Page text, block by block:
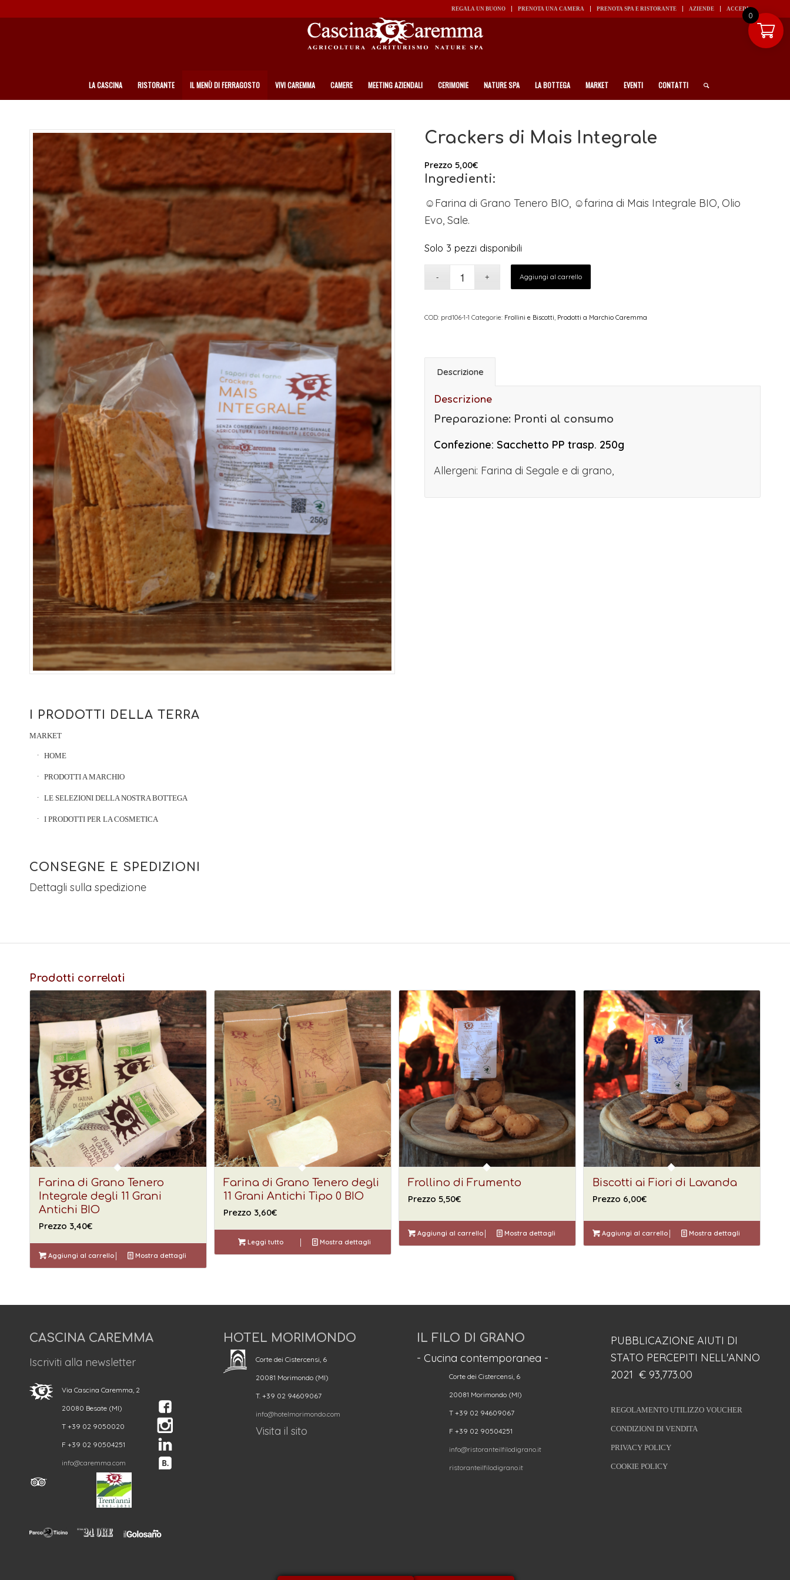
0
REGALA UN BUONO PRENOTA UNA CAMERA PRENOTA SPA E RISTORANTE AZIENDE ACCEDI
LA CASCINA RISTORANTE IL MENÙ DI FERRAGOSTO VIVI CAREMMA CAMERE MEETING AZIENDALI CERIMONIE NATURE SPA LA BOTTEGA MARKET EVENTI CONTATTI
I PRODOTTI DELLA TERRA
MARKET
HOME
PRODOTTI A MARCHIO
LE SELEZIONI DELLA NOSTRA BOTTEGA
I PRODOTTI PER LA COSMETICA
CONSEGNE E SPEDIZIONI
Dettagli sulla spedizione
Crackers di Mais Integrale
Prezzo 5,00€
Ingredienti:
☺Farina di Grano Tenero BIO, ☺farina di Mais Integrale BIO, Olio
Evo, Sale.
Solo 3 pezzi disponibili
Aggiungi al carrello
COD: prd106-1-1 Categorie: Frollini e Biscotti Prodotti a Marchio Caremma
Descrizione
Descrizione
Preparazione: Pronti al consumo
Confezione: Sacchetto PP trasp. 250g
Allergeni: Farina di Segale e di grano,
Prodotti correlati
Farina di Grano Tenero
Integrale degli 11 Grani
Antichi BIO
Prezzo 3,40€
Aggiungi al carrello Mostra dettagli
Farina di Grano Tenero degli
11 Grani Antichi Tipo 0 BIO
Prezzo 3,60€
Leggi tutto Mostra dettagli
Frollino di Frumento
Prezzo 5,50€
Aggiungi al carrello Mostra dettagli
Biscotti ai Fiori di Lavanda
Prezzo 6,00€
Aggiungi al carrello Mostra dettagli
CASCINA CAREMMA
Iscriviti alla newsletter
Via Cascina Caremma, 2
20080 Besate (MI)
T +39 02 9050020
F +39 02 90504251
info@caremma.com
HOTEL MORIMONDO
Corte dei Cistercensi, 6
20081 Morimondo (MI)
T. +39 02 94609067
info@hotelmorimondo.com
Visita il sito
IL FILO DI GRANO
- Cucina contemporanea -
Corte dei Cistercensi, 6
20081 Morimondo (MI)
T +39 02 94609067
F +39 02 90504251
info@ristoranteilfilodigrano.it
ristoranteilfilodigrano.it
PUBBLICAZIONE AIUTI DI
STATO PERCEPITI NELL'ANNO
2021 € 93,773.00
REGOLAMENTO UTILIZZO VOUCHER
CONDIZIONI DI VENDITA
PRIVACY POLICY
COOKIE POLICY